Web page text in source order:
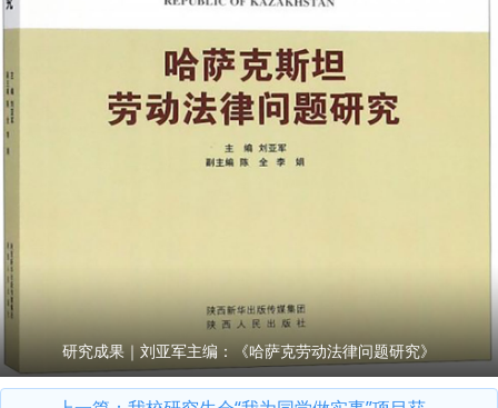
研究成果｜刘亚军主编：《哈萨克劳动法律问题研究》